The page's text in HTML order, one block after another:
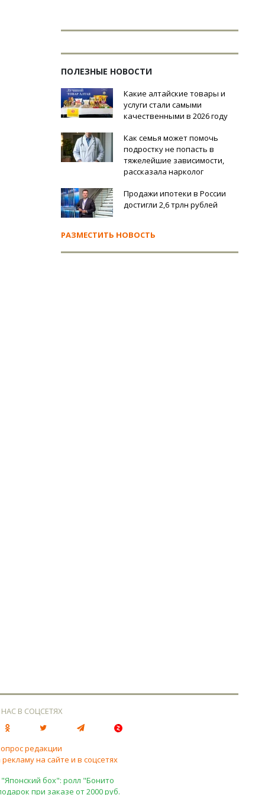
ПОЛЕЗНЫЕ НОВОСТИ
Какие алтайские товары и
услуги стали самыми
качественными в 2026 году
Как семья может помочь
подростку не попасть в
тяжелейшие зависимости,
рассказала нарколог
Продажи ипотеки в России
достигли 2,6 трлн рублей
РАЗМЕСТИТЬ НОВОСТЬ
В СОЦСЕТЯХ
редакции
на сайте и в соцсетях
бох": ролл "Бонито
при заказе от 2000 руб.